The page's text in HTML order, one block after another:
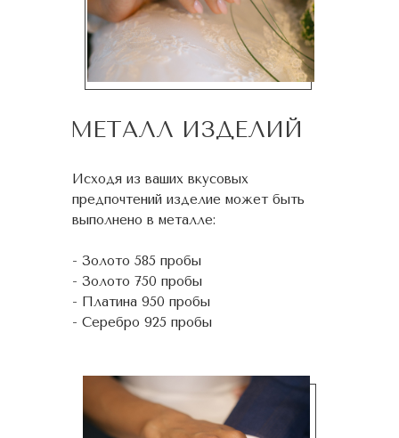
МЕТАЛЛ ИЗДЕЛИЙ
Исходя из ваших вкусовых
предпочтений изделие может быть
выполнено в металле:
- Золото 585 пробы
- Золото 750 пробы
- Платина 950 пробы
- Серебро 925 пробы